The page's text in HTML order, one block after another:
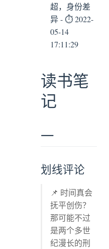
超，身份差
异 - ⏱ 2022-
05-14
17:11:29
读书笔
记
一
划线评论
📌 时间真会
抚平创伤？
那可能不过
是两个多世
纪漫长的刑